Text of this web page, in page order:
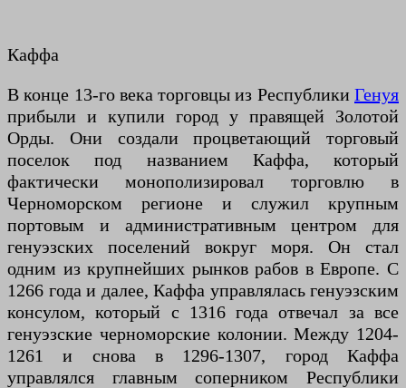
Каффа
В конце 13-го века торговцы из Республики Генуя
прибыли и купили город у правящей Золотой
Орды. Они создали процветающий торговый
поселок под названием Каффа, который
фактически монополизировал торговлю в
Черноморском регионе и служил крупным
портовым и административным центром для
генуэзских поселений вокруг моря. Он стал
одним из крупнейших рынков рабов в Европе. С
1266 года и далее, Каффа управлялась генуэзским
консулом, который с 1316 года отвечал за все
генуэзские черноморские колонии. Между 1204-
1261 и снова в 1296-1307, город Каффа
управлялся главным соперником Республики